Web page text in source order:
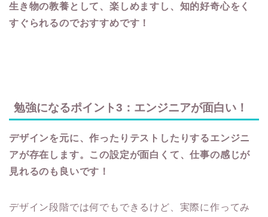
生き物の教養として、楽しめますし、知的好奇心をく
すぐられるのでおすすめです！
勉強になるポイント3：エンジニアが面白い！
デザインを元に、作ったりテストしたりするエンジニ
アが存在します。この設定が面白くて、仕事の感じが
見れるのも良いです！
デザイン段階では何でもできるけど、実際に作ってみ